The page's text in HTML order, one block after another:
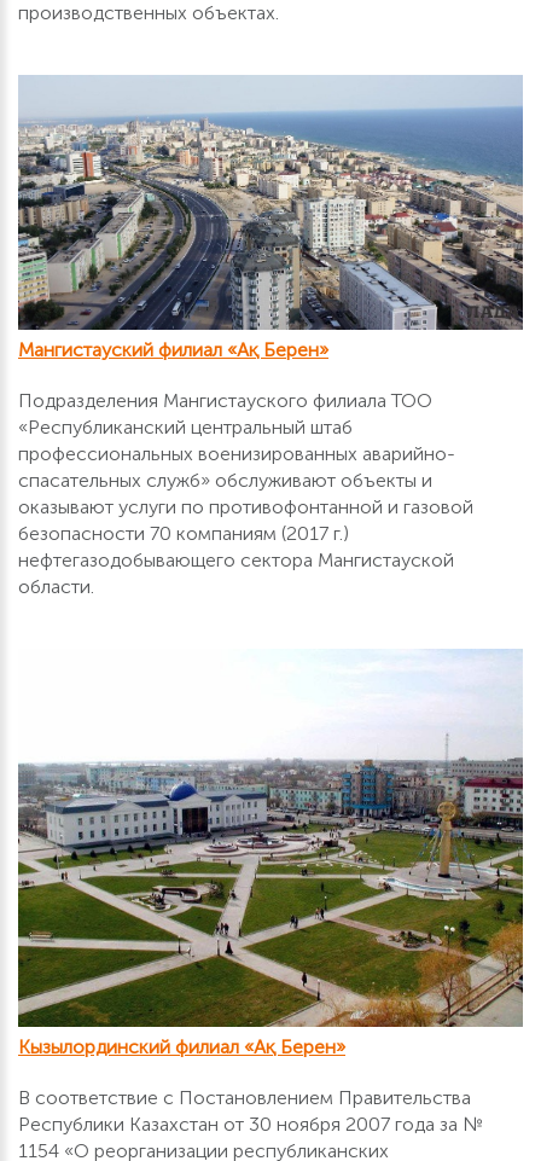
производственных объектах.
Мангистауский филиал «Ақ Берен»
Подразделения Мангистауского филиала ТОО
«Республиканский центральный штаб
профессиональных военизированных аварийно-
спасательных служб» обслуживают объекты и
оказывают услуги по противофонтанной и газовой
безопасности 70 компаниям (2017 г.)
нефтегазодобывающего сектора Мангистауской
области.
Кызылординский филиал «Ақ Берен»
В соответствие с Постановлением Правительства
Республики Казахстан от 30 ноября 2007 года за №
1154 «О реорганизации республиканских